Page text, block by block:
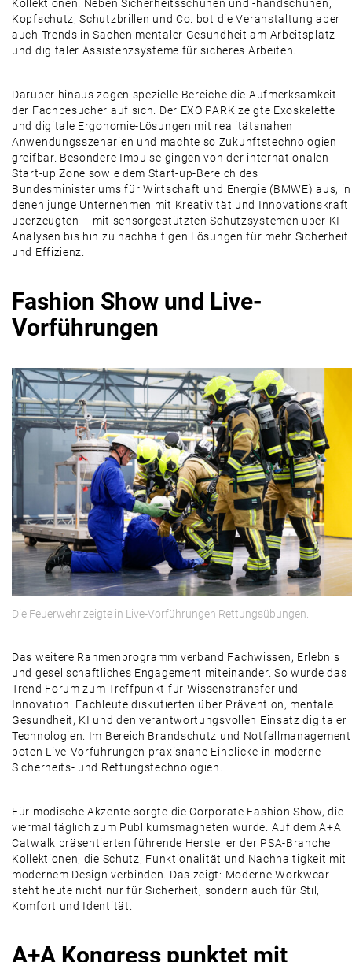
Kollektionen. Neben Sicherheitsschuhen und -handschuhen,
Kopfschutz, Schutzbrillen und Co. bot die Veranstaltung aber
auch Trends in Sachen mentaler Gesundheit am Arbeitsplatz
und digitaler Assistenzsysteme für sicheres Arbeiten.
Darüber hinaus zogen spezielle Bereiche die Aufmerksamkeit
der Fachbesucher auf sich. Der EXO PARK zeigte Exoskelette
und digitale Ergonomie-Lösungen mit realitätsnahen
Anwendungsszenarien und machte so Zukunftstechnologien
greifbar. Besondere Impulse gingen von der internationalen
Start-up Zone sowie dem Start-up-Bereich des
Bundesministeriums für Wirtschaft und Energie (BMWE) aus, in
denen junge Unternehmen mit Kreativität und Innovationskraft
überzeugten – mit sensorgestützten Schutzsystemen über KI-
Analysen bis hin zu nachhaltigen Lösungen für mehr Sicherheit
und Effizienz.
Fashion Show und Live-
Vorführungen
Die Feuerwehr zeigte in Live-Vorführungen Rettungsübungen.
Das weitere Rahmenprogramm verband Fachwissen, Erlebnis
und gesellschaftliches Engagement miteinander. So wurde das
Trend Forum zum Treffpunkt für Wissenstransfer und
Innovation. Fachleute diskutierten über Prävention, mentale
Gesundheit, KI und den verantwortungsvollen Einsatz digitaler
Technologien. Im Bereich Brandschutz und Notfallmanagement
boten Live-Vorführungen praxisnahe Einblicke in moderne
Sicherheits- und Rettungstechnologien.
Für modische Akzente sorgte die Corporate Fashion Show, die
viermal täglich zum Publikumsmagneten wurde. Auf dem A+A
Catwalk präsentierten führende Hersteller der PSA-Branche
Kollektionen, die Schutz, Funktionalität und Nachhaltigkeit mit
modernem Design verbinden. Das zeigt: Moderne Workwear
steht heute nicht nur für Sicherheit, sondern auch für Stil,
Komfort und Identität.
A+A Kongress punktet mit